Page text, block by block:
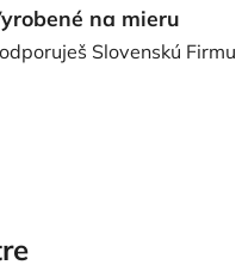
na mieru
Slovenskú Firmu